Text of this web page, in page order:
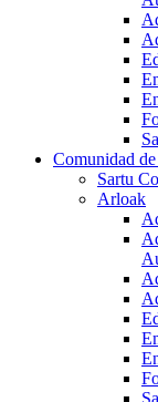
Comunidad
Sartu
Arloak